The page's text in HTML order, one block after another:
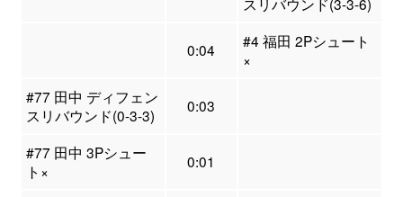
0:04
#4 福田 2Pシュート
×
#77 田中 ディフェン
スリバウンド(0-3-3)
0:03
#77 田中 3Pシュー
ト×
0:01